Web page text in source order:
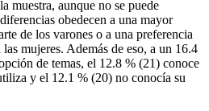
muestra, aunque no se puede
obedecen a una mayor
de los varones o a una preferencia
mujeres. Además de eso, a un 16.4
de temas, el 12.8 % (21) conoce
y el 12.1 % (20) no conocía su